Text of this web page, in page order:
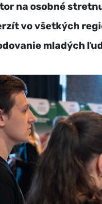
na osobné
vo všetkých
mladých